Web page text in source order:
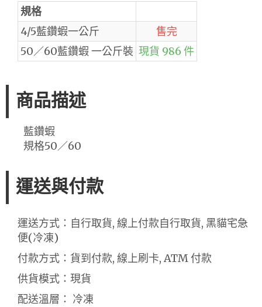
規格
4/5藍鑽蝦一公斤
售完
50／60藍鑽蝦 一公斤裝 現貨 986 件
商品描述
藍鑽蝦
規格50／60
運送與付款
運送方式：自行取貨, 線上付款自行取貨, 黑貓宅急
便(冷凍)
付款方式：貨到付款, 線上刷卡, ATM 付款
供貨模式：現貨
配送溫層： 冷凍